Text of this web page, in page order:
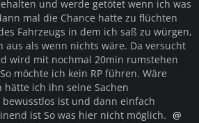
und werde getötet wenn ich was
mal die Chance hatte zu flüchten
Fahrzeugs in dem ich saß zu würgen,
als wenn nichts wäre. Da versucht
wird mit nochmal 20min rumstehen
möchte ich kein RP führen. Wäre
hätte ich ihn seine Sachen
ist und dann einfach
ist So was hier nicht möglich.